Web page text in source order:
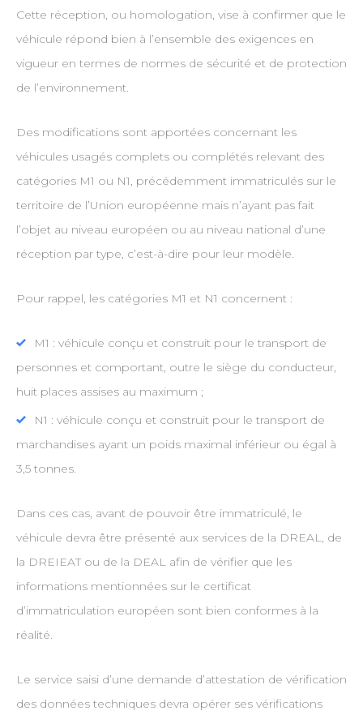
Cette réception, ou homologation, vise à confirmer que le
véhicule répond bien à l’ensemble des exigences en
vigueur en termes de normes de sécurité et de protection
de l’environnement.
Des modifications sont apportées concernant les
véhicules usagés complets ou complétés relevant des
catégories M1 ou N1, précédemment immatriculés sur le
territoire de l’Union européenne mais n’ayant pas fait
l’objet au niveau européen ou au niveau national d’une
réception par type, c’est-à-dire pour leur modèle.
Pour rappel, les catégories M1 et N1 concernent :
M1 : véhicule conçu et construit pour le transport de
personnes et comportant, outre le siège du conducteur,
huit places assises au maximum ;
N1 : véhicule conçu et construit pour le transport de
marchandises ayant un poids maximal inférieur ou égal à
3,5 tonnes.
Dans ces cas, avant de pouvoir être immatriculé, le
véhicule devra être présenté aux services de la DREAL, de
la DREIEAT ou de la DEAL afin de vérifier que les
informations mentionnées sur le certificat
d’immatriculation européen sont bien conformes à la
réalité.
Le service saisi d’une demande d’attestation de vérification
des données techniques devra opérer ses vérifications